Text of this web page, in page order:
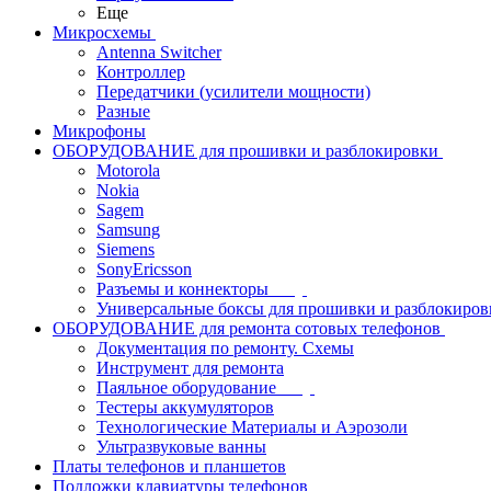
Еще
Микросхемы
Antenna Switcher
Контроллер
Передатчики (усилители мощности)
Разные
Микрофоны
ОБОРУДОВАНИЕ для прошивки и разблокировки
Motorola
Nokia
Sagem
Samsung
Siemens
SonyEricsson
Разъемы и коннекторы
Универсальные боксы для прошивки и
ОБОРУДОВАНИЕ для ремонта сотовых телефонов
Документация по ремонту. Схемы
Инструмент для ремонта
Паяльное оборудование
Тестеры аккумуляторов
Технологические Материалы и Аэрозоли
Ультразвуковые ванны
Платы телефонов и планшетов
Подложки клавиатуры телефонов